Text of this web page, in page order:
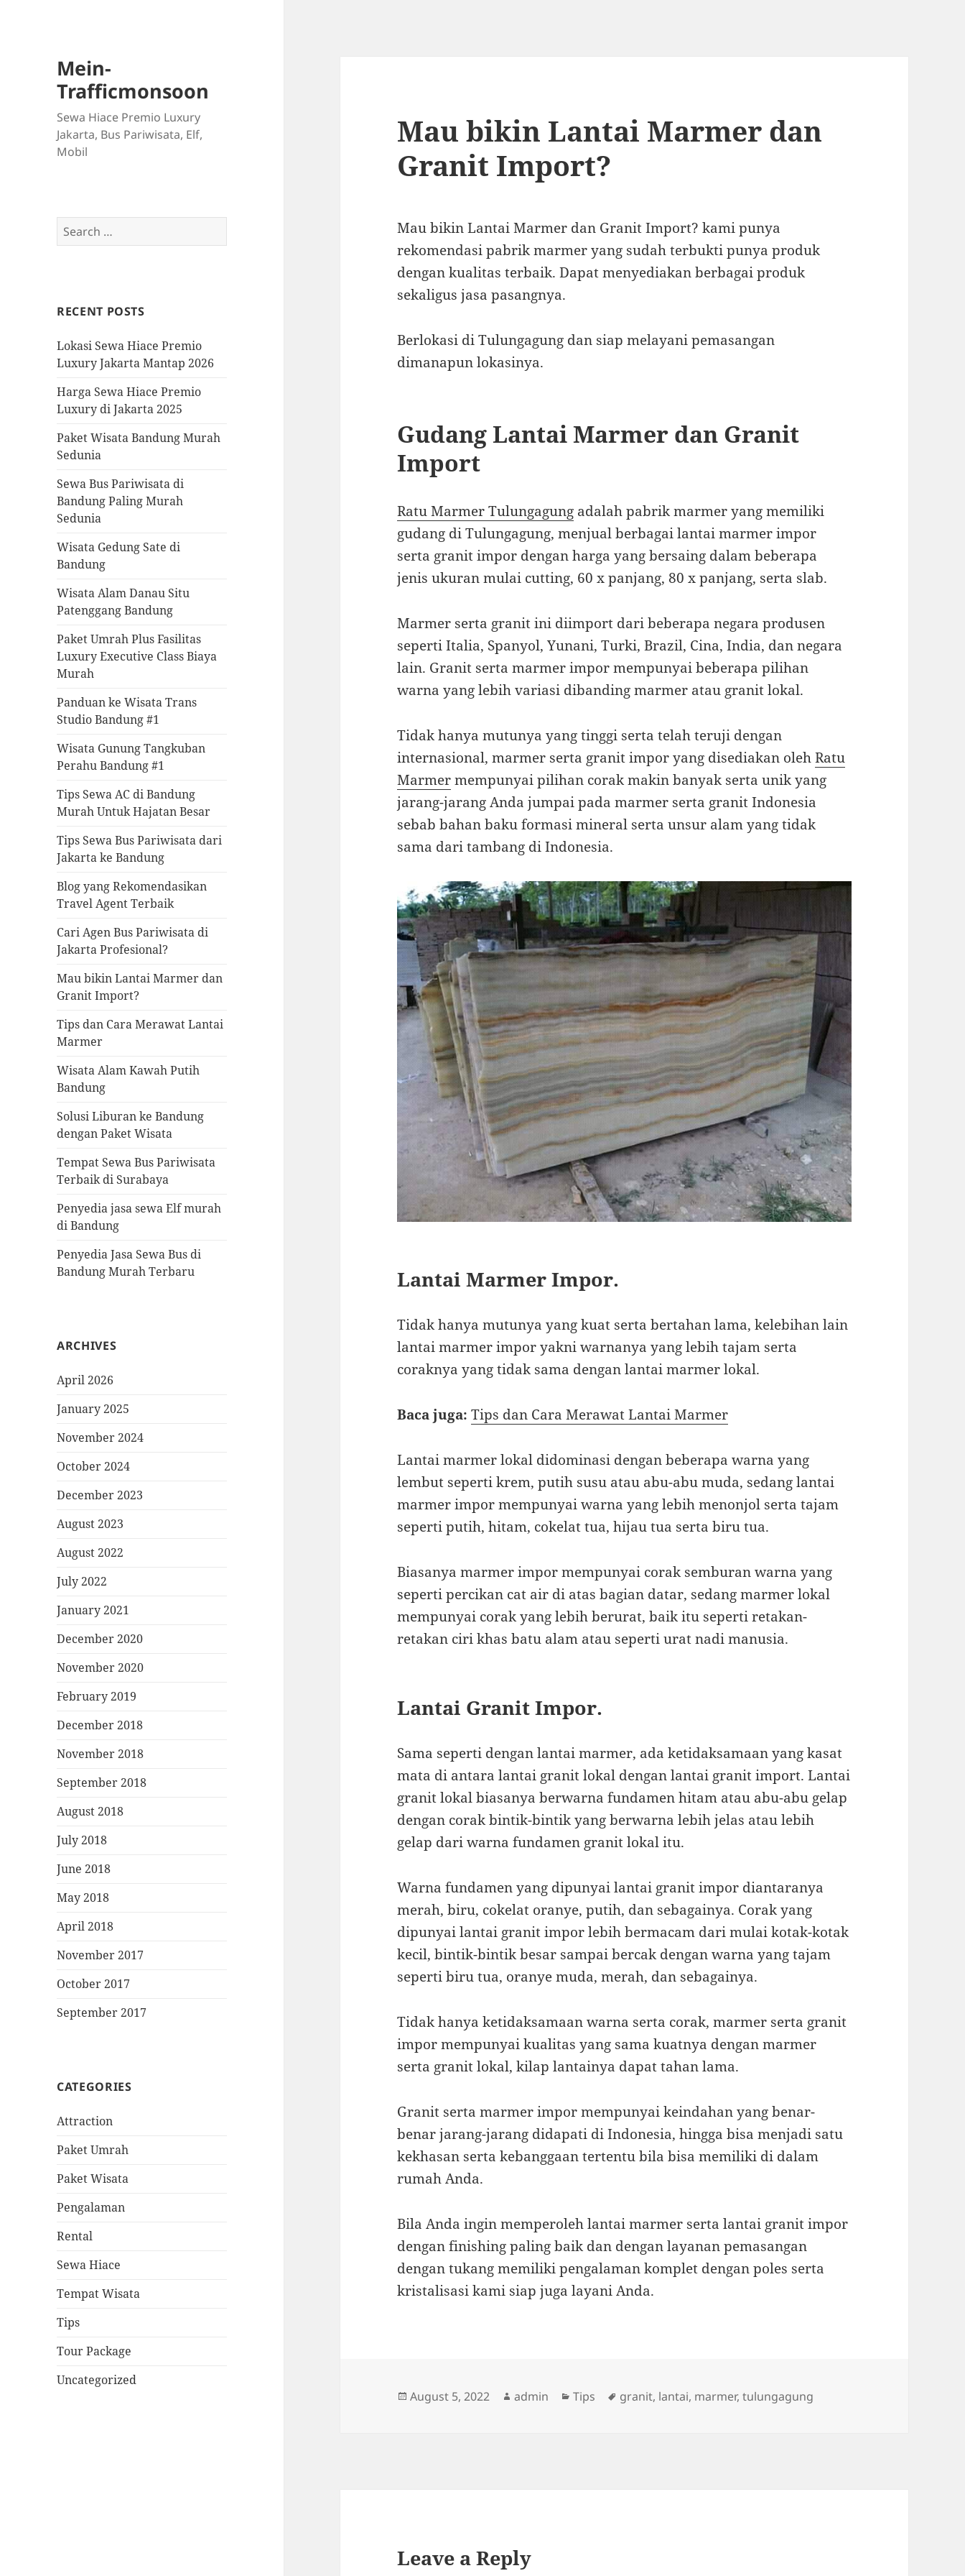
Mein-
Trafficmonsoon
Sewa Hiace Premio Luxury
Jakarta, Bus Pariwisata, Elf,
Mobil
Search
for:
RECENT POSTS
Lokasi Sewa Hiace Premio
Luxury Jakarta Mantap 2026
Harga Sewa Hiace Premio
Luxury di Jakarta 2025
Paket Wisata Bandung Murah
Sedunia
Sewa Bus Pariwisata di
Bandung Paling Murah
Sedunia
Wisata Gedung Sate di
Bandung
Wisata Alam Danau Situ
Patenggang Bandung
Paket Umrah Plus Fasilitas
Luxury Executive Class Biaya
Murah
Panduan ke Wisata Trans
Studio Bandung #1
Wisata Gunung Tangkuban
Perahu Bandung #1
Tips Sewa AC di Bandung
Murah Untuk Hajatan Besar
Tips Sewa Bus Pariwisata dari
Jakarta ke Bandung
Blog yang Rekomendasikan
Travel Agent Terbaik
Cari Agen Bus Pariwisata di
Jakarta Profesional?
Mau bikin Lantai Marmer dan
Granit Import?
Tips dan Cara Merawat Lantai
Marmer
Wisata Alam Kawah Putih
Bandung
Solusi Liburan ke Bandung
dengan Paket Wisata
Tempat Sewa Bus Pariwisata
Terbaik di Surabaya
Penyedia jasa sewa Elf murah
di Bandung
Penyedia Jasa Sewa Bus di
Bandung Murah Terbaru
ARCHIVES
April 2026
January 2025
November 2024
October 2024
December 2023
August 2023
August 2022
July 2022
January 2021
December 2020
November 2020
February 2019
December 2018
November 2018
September 2018
August 2018
July 2018
June 2018
May 2018
April 2018
November 2017
October 2017
September 2017
CATEGORIES
Attraction
Paket Umrah
Paket Wisata
Pengalaman
Rental
Sewa Hiace
Tempat Wisata
Tips
Tour Package
Uncategorized
Mau bikin Lantai Marmer dan
Granit Import?
Mau bikin Lantai Marmer dan Granit Import? kami punya
rekomendasi pabrik marmer yang sudah terbukti punya produk
dengan kualitas terbaik. Dapat menyediakan berbagai produk
sekaligus jasa pasangnya.
Berlokasi di Tulungagung dan siap melayani pemasangan
dimanapun lokasinya.
Gudang Lantai Marmer dan Granit
Import
Ratu Marmer Tulungagung adalah pabrik marmer yang memiliki
gudang di Tulungagung, menjual berbagai lantai marmer impor
serta granit impor dengan harga yang bersaing dalam beberapa
jenis ukuran mulai cutting, 60 x panjang, 80 x panjang, serta slab.
Marmer serta granit ini diimport dari beberapa negara produsen
seperti Italia, Spanyol, Yunani, Turki, Brazil, Cina, India, dan negara
lain. Granit serta marmer impor mempunyai beberapa pilihan
warna yang lebih variasi dibanding marmer atau granit lokal.
Tidak hanya mutunya yang tinggi serta telah teruji dengan
internasional, marmer serta granit impor yang disediakan olehRatu
Marmermempunyai pilihan corak makin banyak serta unik yang
jarang-jarang Anda jumpai pada marmer serta granit Indonesia
sebab bahan baku formasi mineral serta unsur alam yang tidak
sama dari tambang di Indonesia.
Lantai Marmer Impor.
Tidak hanya mutunya yang kuat serta bertahan lama, kelebihan lain
lantai marmer impor yakni warnanya yang lebih tajam serta
coraknya yang tidak sama dengan lantai marmer lokal.
Baca juga: Tips dan Cara Merawat Lantai Marmer
Lantai marmer lokal didominasi dengan beberapa warna yang
lembut seperti krem, putih susu atau abu-abu muda, sedang lantai
marmer impor mempunyai warna yang lebih menonjol serta tajam
seperti putih, hitam, cokelat tua, hijau tua serta biru tua.
Biasanya marmer impor mempunyai corak semburan warna yang
seperti percikan cat air di atas bagian datar, sedang marmer lokal
mempunyai corak yang lebih berurat, baik itu seperti retakan-
retakan ciri khas batu alam atau seperti urat nadi manusia.
Lantai Granit Impor.
Sama seperti dengan lantai marmer, ada ketidaksamaan yang kasat
mata di antara lantai granit lokal dengan lantai granit import. Lantai
granit lokal biasanya berwarna fundamen hitam atau abu-abu gelap
dengan corak bintik-bintik yang berwarna lebih jelas atau lebih
gelap dari warna fundamen granit lokal itu.
Warna fundamen yang dipunyai lantai granit impor diantaranya
merah, biru, cokelat oranye, putih, dan sebagainya. Corak yang
dipunyai lantai granit impor lebih bermacam dari mulai kotak-kotak
kecil, bintik-bintik besar sampai bercak dengan warna yang tajam
seperti biru tua, oranye muda, merah, dan sebagainya.
Tidak hanya ketidaksamaan warna serta corak, marmer serta granit
impor mempunyai kualitas yang sama kuatnya dengan marmer
serta granit lokal, kilap lantainya dapat tahan lama.
Granit serta marmer impor mempunyai keindahan yang benar-
benar jarang-jarang didapati di Indonesia, hingga bisa menjadi satu
kekhasan serta kebanggaan tertentu bila bisa memiliki di dalam
rumah Anda.
Bila Anda ingin memperoleh lantai marmer serta lantai granit impor
dengan finishing paling baik dan dengan layanan pemasangan
dengan tukang memiliki pengalaman komplet dengan poles serta
kristalisasi kami siap juga layani Anda.
Posted
August 5, 2022 Author
admin Categories
Tips Tags
granit, lantai, marmer,tulungagung
Leave a Reply